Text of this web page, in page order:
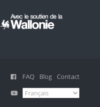
FAQ Blog Contact